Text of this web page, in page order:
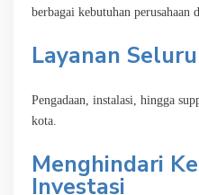
berbagai kebutuhan perusahaan
Layanan
Pengadaan, instalasi, hingga
kota.
Menghindari
Investasi